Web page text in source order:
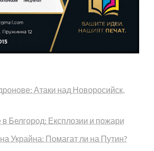
Атаки над Новоросийск,
в Белгород: Експлозии и пожари
Украйна: Помагат ли на Путин?